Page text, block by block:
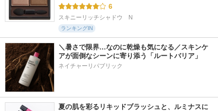
6
スキニーリッチシャドウ　N
ランキングIN
＼暑さで限界…なのに乾燥も気になる／スキンケ
アが面倒なシーンに寄り添う「ルートバリア」
ネイチャーリパブリック
夏の肌を彩るリキッドブラッシュと、ルミナスに